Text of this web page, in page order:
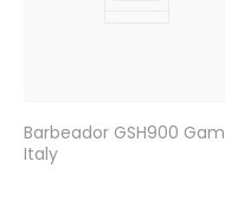
Barbeador GSH900
Italy